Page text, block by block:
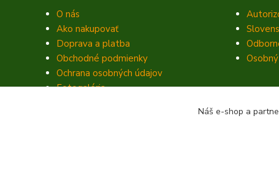
O nás
Ako nakupovať
Doprava a platba
Obchodné podmienky
Ochrana osobných údajov
Fotogaléria
Náš e-shop a